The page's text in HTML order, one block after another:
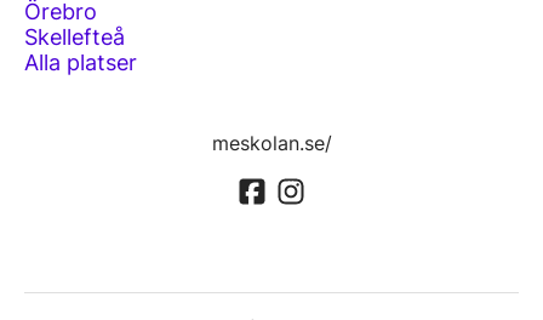
Örebro
Skellefteå
Alla platser
meskolan.se/